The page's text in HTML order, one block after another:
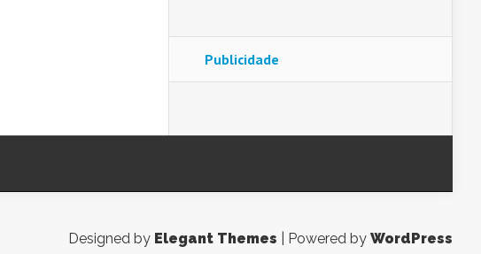
Nunes de Sena, Fátima Peixoto,
Glória Pereira, Kátia Mesel,
Publicidade
Designed by Elegant Themes | Powered by WordPress